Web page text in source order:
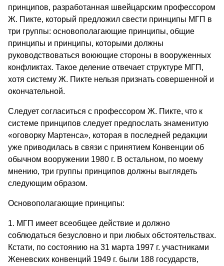
принципов, разработанная швейцарским профессором
Ж. Пикте, который предложил свести принципы МГП в
три группы: основополагающие принципы, общие
принципы и принципы, которыми должны
руководствоваться воюющие стороны в вооруженных
конфликтах. Такое деление отвечает структуре МГП,
хотя систему Ж. Пикте нельзя признать совершенной и
окончательной.
Следует согласиться с профессором Ж. Пикте, что к
системе принципов следует предпослать знаменитую
«оговорку Мартенса», которая в последней редакции
уже приводилась в связи с принятием Конвенции об
обычном вооружении 1980 г. В остальном, по моему
мнению, три группы принципов должны выглядеть
следующим образом.
Основополагающие принципы:
1. МГП имеет всеобщее действие и должно
соблюдаться безусловно и при любых обстоятельствах.
Кстати, по состоянию на 31 марта 1997 г. участниками
Женевских конвенций 1949 г. были 188 государств,